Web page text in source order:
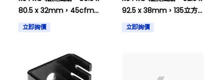
80.5 x 32mm，45cfm，
1.92瓦，12伏直流，IP55
144-4125
立即詢價
92.5 x 38mm，135立方英
尺/分，16瓦特，24伏特直
流電 703-3454
立即詢價